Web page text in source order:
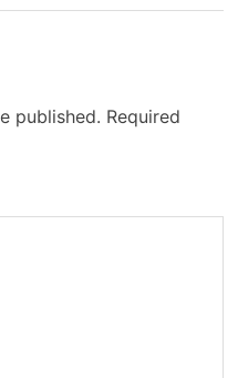
published. Required